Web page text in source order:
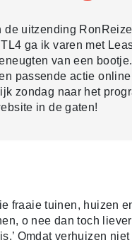
de uitzending
ga ik varen met
van een
passende actie
zondag naar het
in de gaten!
fraaie tuinen, huizen
o nee dan toch
Omdat verhuizen